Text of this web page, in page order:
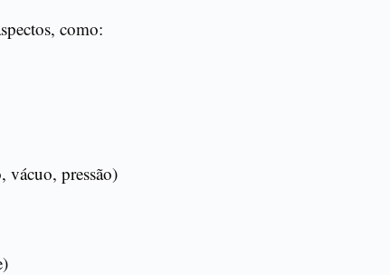
como:
vácuo, pressão)